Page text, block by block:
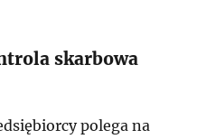
skarbowa
polega na